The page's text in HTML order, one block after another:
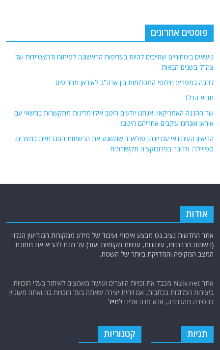
פוסטים אחרונים
נושאים ביטחוניים שחייבים להיות בעדיפות הראשונה לפיתוח ולהצטיידות של
צה"ל בשנים הבאות
להבה במפרץ: חילופי המהלומות בין ארה"ב לאיראן מחריפים
תביא הכל!
שר ההגנה האמריקאי: אנחנו יודעים היטב אילו מדינות מתקשרות בחשאי עם
איראן ואנחנו עוקבים אחריהם היטב!
הריאיון העיתונאי עם יונתן פולארד שמשגע את הרשתות החברתיות במצרים.
ספויילר: מדובר בפרובוקציה תקשורתית
אודות
אתר החדשות נציב.נט מבצע איסוף ועיבוד של מידע ממקורות המודיעין הגלוי
(רשתות חברתיות, עיתונות, עדויות מקומיות ועוד) על מנת להביא את תמונת
המצב המקיפה והמדויקת ביותר של השטח.
אתר Nziv.net מכבד את זכויות היוצרים ועושה מאמצים לאיתור בעלי הזכויות
ביצירות הכלולות בכתבות. אם זיהית יצירה שאתה בעל הזכויות בה ואתה מעוניין
להסירה מהכתבה, אנא פנה אלינולמייל
תגיות קטגוריות